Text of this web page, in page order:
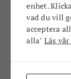
enhet.
vad du vill
acceptera
alla" Läs